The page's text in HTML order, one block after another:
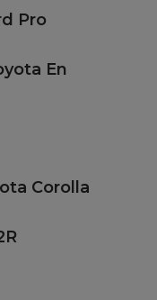
Pro
En
Corolla